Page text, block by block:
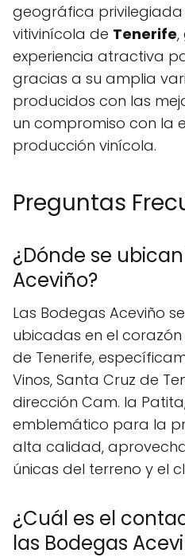
geográfica privilegiada
vitivinícola de Tenerife,
experiencia atractiva
gracias a su amplia
producidos con las
un compromiso con la
producción vinícola.
Preguntas
¿Dónde se
Aceviño?
Las Bodegas Aceviño
ubicadas en el
de Tenerife,
Vinos, Santa Cruz de
dirección Cam. la
emblemático para la
alta calidad,
únicas del terreno y el
¿Cuál es el
las Bodegas